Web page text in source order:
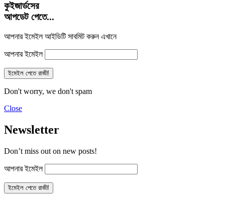
কুইজার্ডসের
আপডেট পেতে...
আপনার ইমেইল আইডিটি সাবমিট করুন এখানে
আপনার ইমেইল
Don't worry, we don't spam
Close
Newsletter
Don’t miss out on new posts!
আপনার ইমেইল